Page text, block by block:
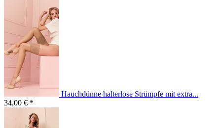
Hauchdünne halterlose Strümpfe mit extra...
34,00 € *